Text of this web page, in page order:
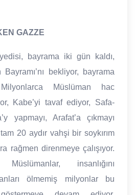
GAZZE
bayrama iki gün kaldı,
bekliyor, bayrama
Milyonlarca Müslüman hac
Kabe’yi tavaf ediyor, Safa-
yapmayı, Arafat’a çıkmayı
20 aydır vahşi bir soykırım
rağmen direnmeye çalışıyor.
insanlığını
ölmemiş milyonlar bu